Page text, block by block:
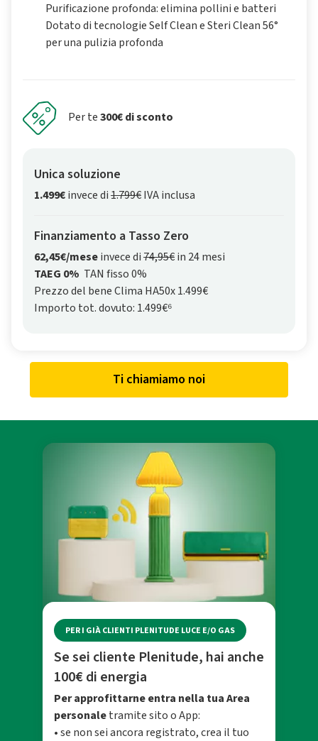
Purificazione profonda: elimina pollini e batteri
Dotato di tecnologie Self Clean e Steri Clean 56°
per una pulizia profonda
Per te300€ di sconto
Unica soluzione
1.499€invece di1.799€IVA inclusa
Finanziamento a Tasso Zero
62,45€/meseinvece di74,95€in 24 mesi
TAEG 0% TAN fisso 0%
Prezzo del bene Clima HA50x 1.499€
Importo tot. dovuto: 1.499€⁶
Ti chiamiamo noi
PER I GIÀ CLIENTI PLENITUDE LUCE E/O GAS
Se sei cliente Plenitude, hai anche
100€ di energia
Per approfittarne entra nella tua Area
personaletramite sito o App:
• se non sei ancora registrato, crea il tuo